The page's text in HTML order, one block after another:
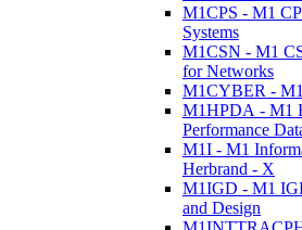
M1CPS - M1
Systems
M1CSN - M1
for Networks
M1CYBER -
M1HPDA - M1
Performance
M1I - M1
Herbrand - X
M1IGD - M1
and Design